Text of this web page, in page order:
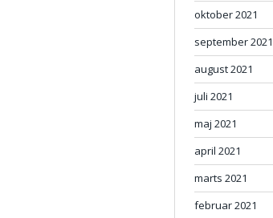
oktober 2021
september 2021
august 2021
juli 2021
maj 2021
april 2021
marts 2021
februar 2021